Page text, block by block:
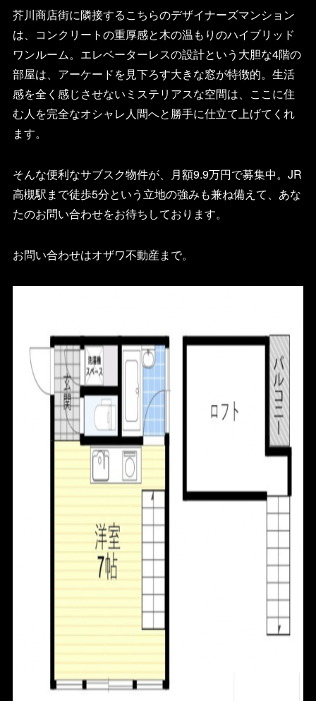
芥川商店街に隣接するこちらのデザイナーズマンション
は、コンクリートの重厚感と木の温もりのハイブリッド
ワンルーム。エレベーターレスの設計という大胆な4階の
部屋は、アーケードを見下ろす大きな窓が特徴的。生活
感を全く感じさせないミステリアスな空間は、ここに住
む人を完全なオシャレ人間へと勝手に仕立て上げてくれ
ます。
そんな便利なサブスク物件が、月額9.9万円で募集中。JR
高槻駅まで徒歩5分という立地の強みも兼ね備えて、あな
たのお問い合わせをお待ちしております。
お問い合わせはオザワ不動産まで。